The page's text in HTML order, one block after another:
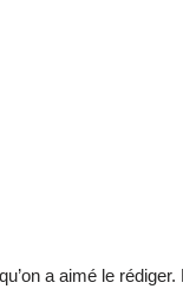
a aimé le